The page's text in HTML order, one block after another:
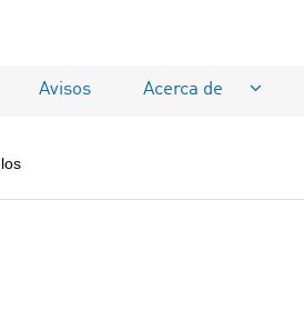
Avisos Acerca de